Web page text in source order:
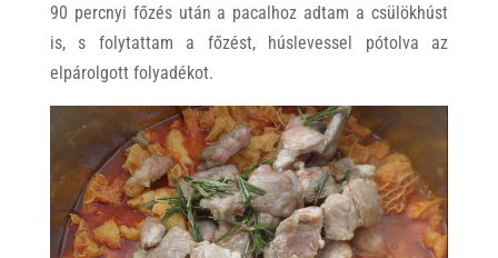
90 percnyi főzés után a pacalhoz adtam a csülökhúst
is, s folytattam a főzést, húslevessel pótolva az
elpárolgott folyadékot.